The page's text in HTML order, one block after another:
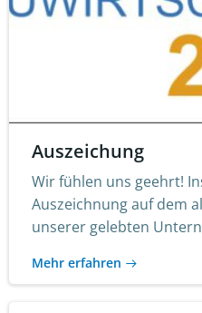
Auszeichung
Wir fühlen uns geehrt!
Auszeichnung auf dem
unserer gelebten
Mehr erfahren